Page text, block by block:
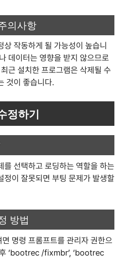
의사항
작동하게 될 가능성이 높습니
데이터는 영향을 받지 않으므로
근 설치한 프로그램은 삭제될 수
것이 좋습니다.
정하기
를 선택하고 로딩하는 역할을 하는
정이 잘못되면 부팅 문제가 발생할
방법
명령 프롬프트를 관리자 권한으
‘bootrec /fixmbr’, ‘bootrec